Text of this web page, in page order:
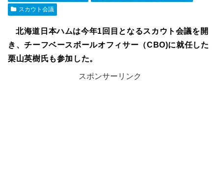
スカウト会議
北海道日本ハムは今年1回目となるスカウト会議を開
き、チーフベースボールオフィサー（CBO)に就任した
栗山英樹氏も参加した。
スポンサーリンク